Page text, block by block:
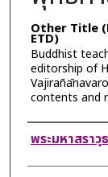
Other Title
ETD)
Buddhist
editorship of
contents and
Author
พระมหาสราวุ